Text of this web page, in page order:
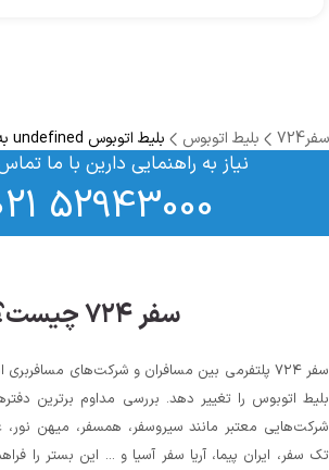
سفر724 بلیط اتوبوس بلیط اتوبوس undefined به undefined
نیاز به راهنمایی دارین با ما
52943000
سفر ۷۲۴ چیست؟
سفر ۷۲۴ پلتفرمی بین مسافران و شرکت‌های
بلیط اتوبوس را تغییر دهد. بررسی مداوم برترین
شرکت‌هایی معتبر مانند سیروسفر، همسفر، میهن‌ نور،
تک سفر، ایران پیما، آریا سفر آسیا و ... این بستر را